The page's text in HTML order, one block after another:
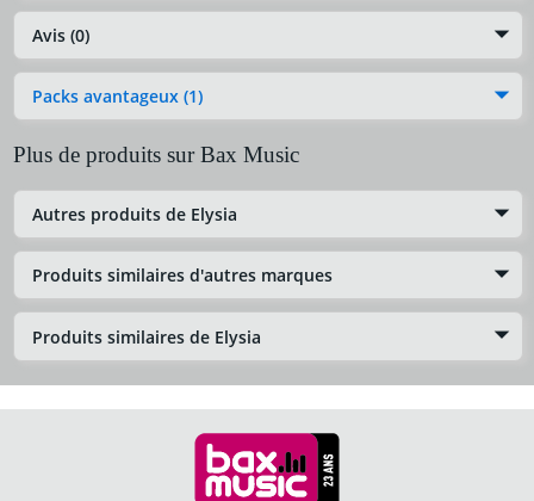
Avis (0)
Packs avantageux (1)
Plus de produits sur Bax Music
Autres produits de Elysia
Produits similaires d'autres marques
Produits similaires de Elysia